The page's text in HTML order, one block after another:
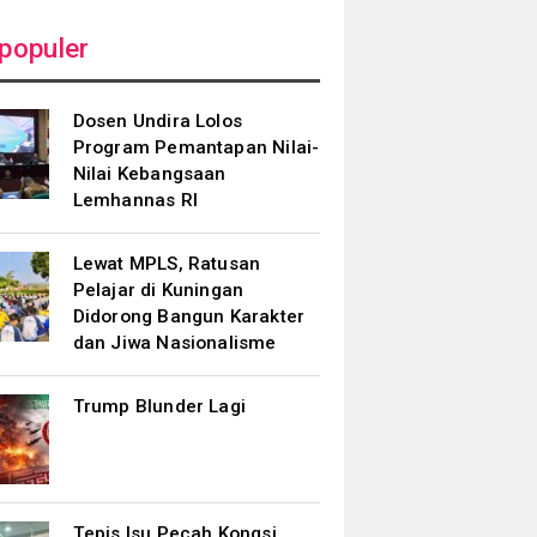
Dosen Undira Lolos
Program Pemantapan Nilai-
Nilai Kebangsaan
Lemhannas RI
Lewat MPLS, Ratusan
Pelajar di Kuningan
Didorong Bangun Karakter
dan Jiwa Nasionalisme
Trump Blunder Lagi